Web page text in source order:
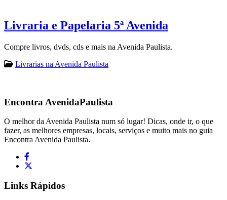
Livraria e Papelaria 5ª Avenida
Compre livros, dvds, cds e mais na Avenida Paulista.
Livrarias na Avenida Paulista
Encontra AvenidaPaulista
O melhor da Avenida Paulista num só lugar! Dicas, onde ir, o que
fazer, as melhores empresas, locais, serviços e muito mais no guia
Encontra Avenida Paulista.
Links Rápidos